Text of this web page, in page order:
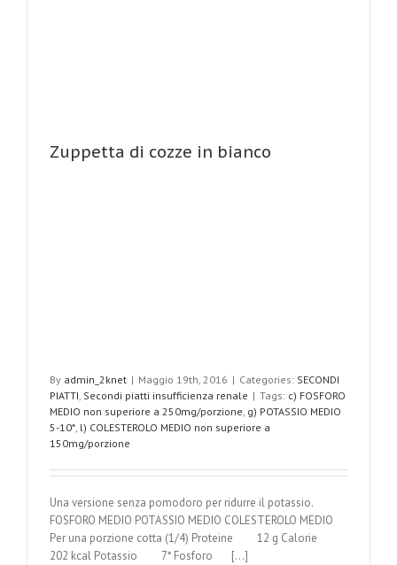
Zuppetta di cozze in bianco
By admin_2knet | Maggio 19th, 2016 | Categories: SECONDI
PIATTI, Secondi piatti insufficienza renale | Tags: c) FOSFORO
MEDIO non superiore a 250mg/porzione, g) POTASSIO MEDIO
5-10*, l) COLESTEROLO MEDIO non superiore a
150mg/porzione
Una versione senza pomodoro per ridurre il potassio.
FOSFORO MEDIO POTASSIO MEDIO COLESTEROLO MEDIO
Per una porzione cotta (1/4) Proteine 12 g Calorie
202 kcal Potassio 7* Fosforo [...]